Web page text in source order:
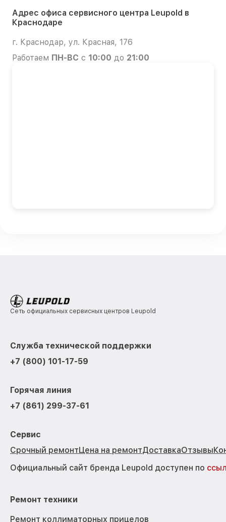
Адрес офиса сервисного центра Leupold в
Краснодаре
г. Краснодар, ул. Красная, 176
Работаем ПН-ВС с 10:00 до 21:00
Сеть официальных сервисных центров Leupold
Служба технической поддержки
+7 (800) 101-17-59
Горячая линия
+7 (861) 299-37-61
Сервис
Срочный ремонтЦена на ремонтДоставкаОтзывы
Официальный сайт бренда Leupold доступен по
Ремонт техники
Ремонт коллиматорных прицелов